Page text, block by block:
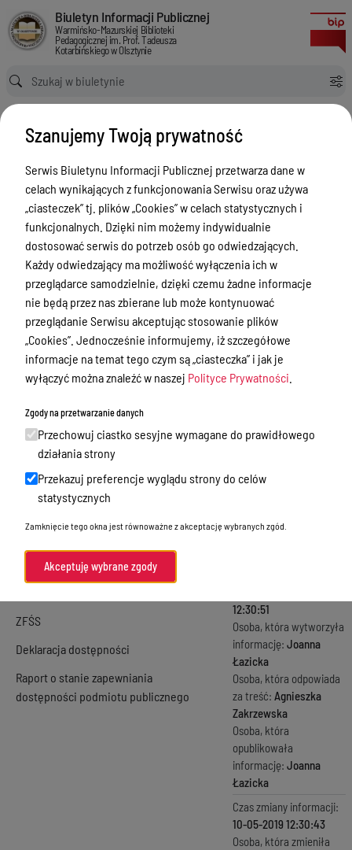
Sprawozdania finansowe
Biuletyn Informacji Publicznej Warmińsko-Mazurskiej Biblioteki
Biuletyn Informacji Publicznej
Warmińsko-Mazurskiej Biblioteki
Pedagogicznej im. Prof. Tadeusza
Kotarbińskiego w Olsztynie
Ścieżka powrotu
Strona główna
Sprawozdania finansowe
Sprawozdania finansowe
Menu Przedmiotowe
Status prawny
Statut
Regulamin organizacyjny
Przedmiot działalności
Organy Biblioteki
Informacje nieudostępnione w BIP
Rekrutacja
Zamówienia Publiczne
Ogłoszenia
Menu Podmiotowe
Rejestry
Sprawozdania finansowe
ZFŚS
Deklaracja dostępności
Raport o stanie zapewniania
dostępności podmiotu publicznego
Wersja
nieobowiązująca z dnia
10-05-2019 12:30:43
Drukuj
Sprawozdania
finansowe
Bilans jednostki
budżetowej za 2018 r.
Rachunek zysków i
strat za 2018 r.
za 2018 r.
funduszu jednostki za
12:30:51
Osoba, która wytworzyła
informację: Joanna
Łazicka
Osoba, która odpowiada
za treść: Agnieszka
Zakrzewska
Osoba, która
opublikowała
informację: Joanna
Łazicka
Czas zmiany informacji:
10-05-2019 12:30:43
Osoba, która zmieniła
Szanujemy Twoją prywatność
Serwis Biuletynu Informacji Publicznej przetwarza dane w
celach wynikających z funkcjonowania Serwisu oraz używa
„ciasteczek” tj. plików „Cookies” w celach statystycznych i
funkcjonalnych. Dzięki nim możemy indywidualnie
dostosować serwis do potrzeb osób go odwiedzających.
Każdy odwiedzający ma możliwość wyłączenia ich w
przeglądarce samodzielnie, dzięki czemu żadne informacje
nie będą przez nas zbierane lub może kontynuować
przeglądanie Serwisu akceptując stosowanie plików
„Cookies”. Jednocześnie informujemy, iż szczegółowe
informacje na temat tego czym są „ciasteczka” i jak je
wyłączyć można znaleźć w naszej Polityce Prywatności
Zgody na przetwarzanie danych
Przechowuj ciastko sesyjne wymagane do prawidłowego
działania strony
Przekazuj preferencje wyglądu strony do celów
statystycznych
Zamknięcie tego okna jest równoważne z akceptację wybranych zgód.
Akceptuję wybrane zgody